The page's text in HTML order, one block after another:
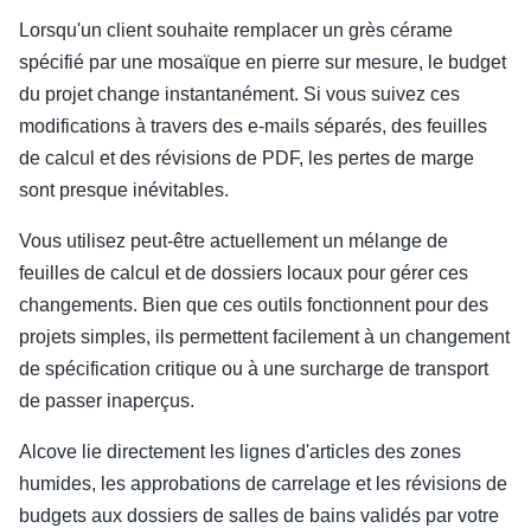
Lorsqu'un client souhaite remplacer un grès cérame
spécifié par une mosaïque en pierre sur mesure, le budget
du projet change instantanément. Si vous suivez ces
modifications à travers des e-mails séparés, des feuilles
de calcul et des révisions de PDF, les pertes de marge
sont presque inévitables.
Vous utilisez peut-être actuellement un mélange de
feuilles de calcul et de dossiers locaux pour gérer ces
changements. Bien que ces outils fonctionnent pour des
projets simples, ils permettent facilement à un changement
de spécification critique ou à une surcharge de transport
de passer inaperçus.
Alcove lie directement les lignes d'articles des zones
humides, les approbations de carrelage et les révisions de
budgets aux dossiers de salles de bains validés par votre